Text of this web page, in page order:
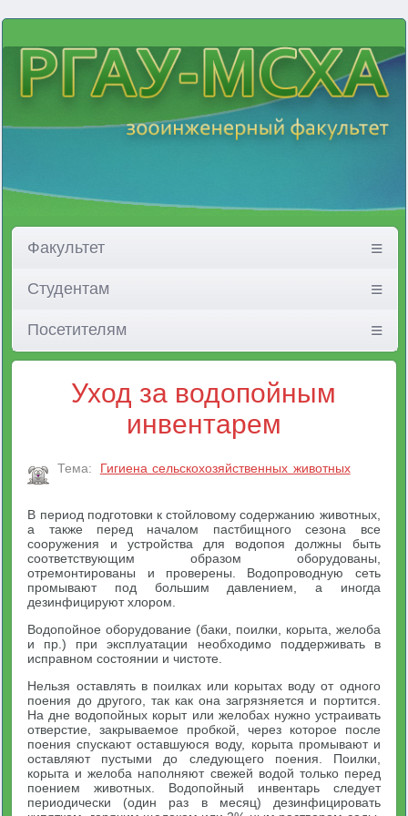
Факультет
Студентам
Посетителям
Уход за водопойным
инвентарем
Тема: Гигиена сельскохозяйственных животных
В период подготовки к стойловому содержанию животных,
а также перед началом пастбищного сезона все
сооружения и устройства для водопоя должны быть
соответствующим образом оборудованы,
отремонтированы и проверены. Водопроводную сеть
промывают под большим давлением, а иногда
дезинфицируют хлором.
Водопойное оборудование (баки, поилки, корыта, желоба
и пр.) при эксплуатации необходимо поддерживать в
исправном состоянии и чистоте.
Нельзя оставлять в поилках или корытах воду от одного
поения до другого, так как она загрязняется и портится.
На дне водопойных корыт или желобах нужно устраивать
отверстие, закрываемое пробкой, через которое после
поения спускают оставшуюся воду, корыта промывают и
оставляют пустыми до следующего поения. Поилки,
корыта и желоба наполняют свежей водой только перед
поением животных. Водопойный инвентарь следует
периодически (один раз в месяц) дезинфицировать